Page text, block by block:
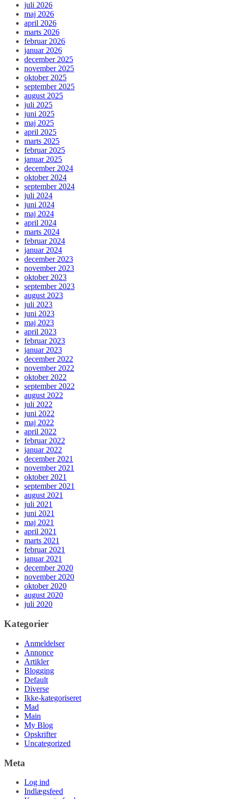
juli 2026
maj 2026
april 2026
marts 2026
februar 2026
januar 2026
december 2025
november 2025
oktober 2025
september 2025
august 2025
juli 2025
juni 2025
maj 2025
april 2025
marts 2025
februar 2025
januar 2025
december 2024
oktober 2024
september 2024
juli 2024
juni 2024
maj 2024
april 2024
marts 2024
februar 2024
januar 2024
december 2023
november 2023
oktober 2023
september 2023
august 2023
juli 2023
juni 2023
maj 2023
april 2023
februar 2023
januar 2023
december 2022
november 2022
oktober 2022
september 2022
august 2022
juli 2022
juni 2022
maj 2022
april 2022
februar 2022
januar 2022
december 2021
november 2021
oktober 2021
september 2021
august 2021
juli 2021
juni 2021
maj 2021
april 2021
marts 2021
februar 2021
januar 2021
december 2020
november 2020
oktober 2020
august 2020
juli 2020
Kategorier
Anmeldelser
Annonce
Artikler
Blogging
Default
Diverse
Ikke-kategoriseret
Mad
Main
My Blog
Opskrifter
Uncategorized
Meta
Log ind
Indlægsfeed